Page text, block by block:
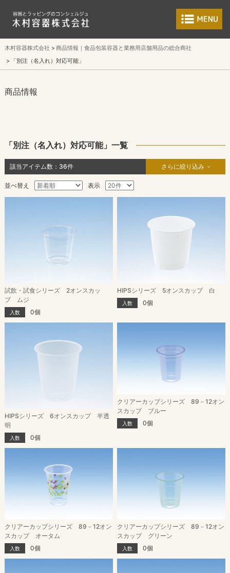
食品包装容器と
木村容器株式会社
商品情報｜食品包装容器と業務用店舗用品の総合商社
「別注（名入れ）対応可能」
商品情報
「別注（名入れ）対応可能」一覧
該当アイテム数： 36件 さらに絞り込み
並べ替え 表示
試飲・試食シリーズ 2オンスカッ
プ ムジ
入数 0個
HIPSシリーズ 5オンスカップ 白
入数 0個
HIPSシリーズ 6オンスカップ 半透
明
入数 0個
クリアーカップシリーズ 89－12オン
スカップ ブルー
入数 0個
クリアーカップシリーズ 89－12オン
スカップ オータム
入数 0個
クリアーカップシリーズ 89－12オン
スカップ グリーン
入数 0個